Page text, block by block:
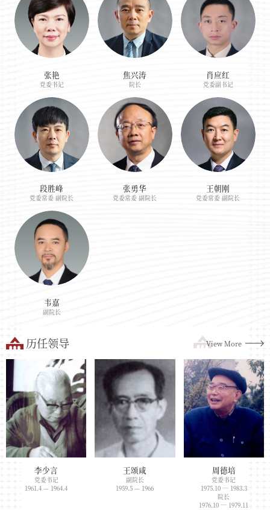
张艳
党委书记
焦兴涛
院长
肖应红
党委副书记
段胜峰
党委常委 副院长
张勇华
党委常委 副院长
王朝刚
党委常委 副院长
韦嘉
副院长
历任领导 View More
李少言
党委书记
1961.4 — 1964.4
王颂咸
副院长
1959.5 — 1966
周德培
党委书记
1975.10 — 1983.3
院长
1976.10 — 1979.11